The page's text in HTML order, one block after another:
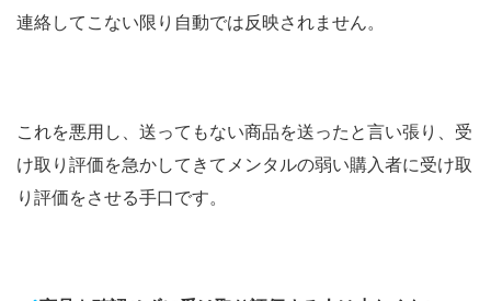
連絡してこない限り自動では反映されません。
これを悪用し、送ってもない商品を送ったと言い張り、受
け取り評価を急かしてきてメンタルの弱い購入者に受け取
り評価をさせる手口です。